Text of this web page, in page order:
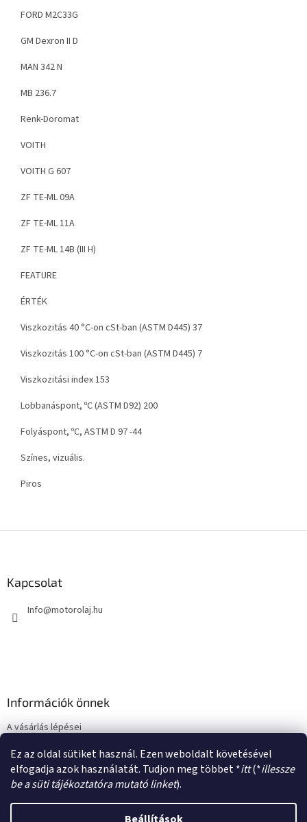
Ez az oldal sütiket használ. Ezen weboldalt követésével
elfogadja azok használatát. Tudjon meg többet *itt(*illessze
be a süti tájékoztatóra mutató linket).
FORD M2C33G
GM Dexron II D
MAN 342 N
MB 236.7
Renk-Doromat
VOITH
VOITH G 607
ZF TE-ML 09A
ZF TE-ML 11A
ZF TE-ML 14B (III H)
FEATURE
ÉRTÉK
Viszkozitás 40 °C-on cSt-ban (ASTM D445) 37
Viszkozitás 100 °C-on cSt-ban (ASTM D445) 7
Viszkozitási index 153
Lobbanáspont, ºC (ASTM D92) 200
Folyáspont, ºC, ASTM D 97 -44
Színes, vizuális.
Piros
Kapcsolat
Info@motorolaj.hu
Információk önnek
A vásárlás lépései
Adatkezelési tájékoztató